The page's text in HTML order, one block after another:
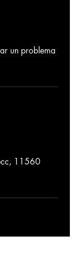
un problema
11560